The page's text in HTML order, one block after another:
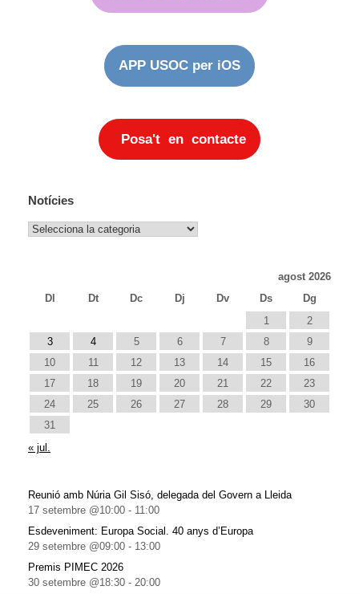
APP USOC per iOS
Posa't en contacte
Notícies
Notícies
agost 2026
Dl
Dt Dc Dj Dv Ds
Dg
1
2
3
4 5 6 7 8
9
10
11 12 13 14 15
16
17
18 19 20 21 22
23
24
25 26 27 28 29
30
31
« jul.
Reunió amb Núria Gil Sisó, delegada del Govern a Lleida
17 setembre @10:00 - 11:00
Esdeveniment: Europa Social. 40 anys d’Europa
29 setembre @09:00 - 13:00
Premis PIMEC 2026
30 setembre @18:30 - 20:00